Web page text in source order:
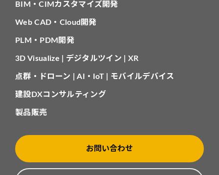
BIM・CIMカスタマイズ開発
Web CAD・Cloud開発
PLM・PDM開発
3D Visualize | デジタルツイン | XR
点群・ドローン | AI・IoT | モバイルデバイス
建設DXコンサルティング
製品販売
お問い合わせ